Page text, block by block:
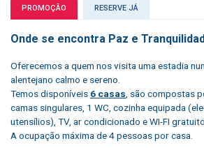
PROMOÇÃO RESERVE JÁ
Onde se encontra Paz e
Oferecemos a quem nos visita uma estadia
alentejano calmo e sereno.
Temos disponíveis 6 casas , são compostas
camas singulares, 1 WC, cozinha equipada
utensílios), TV, ar condicionado e WI-FI gratuito.
A ocupação máxima de 4 pessoas por casa.